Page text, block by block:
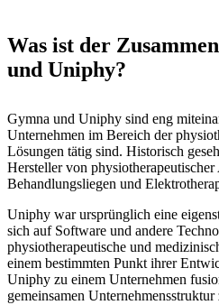
Was ist der
und Uniphy?
Gymna und Uniphy sind eng
Unternehmen im Bereich der
Lösungen tätig sind. Historisch
Hersteller von
Behandlungsliegen und
Uniphy war ursprünglich eine
sich auf Software und andere
physiotherapeutische und
einem bestimmten Punkt ihrer
Uniphy zu einem Unternehmen
gemeinsamen